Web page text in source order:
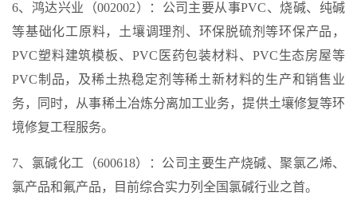
6、鸿达兴业（002002）：公司主要从事PVC、烧碱、纯碱
等基础化工原料，土壤调理剂、环保脱硫剂等环保产品，
PVC塑料建筑模板、PVC医药包装材料、PVC生态房屋等
PVC制品，及稀土热稳定剂等稀土新材料的生产和销售业
务，同时，从事稀土冶炼分离加工业务，提供土壤修复等环
境修复工程服务。
7、氯碱化工（600618）：公司主要生产烧碱、聚氯乙烯、
氯产品和氟产品，目前综合实力列全国氯碱行业之首。